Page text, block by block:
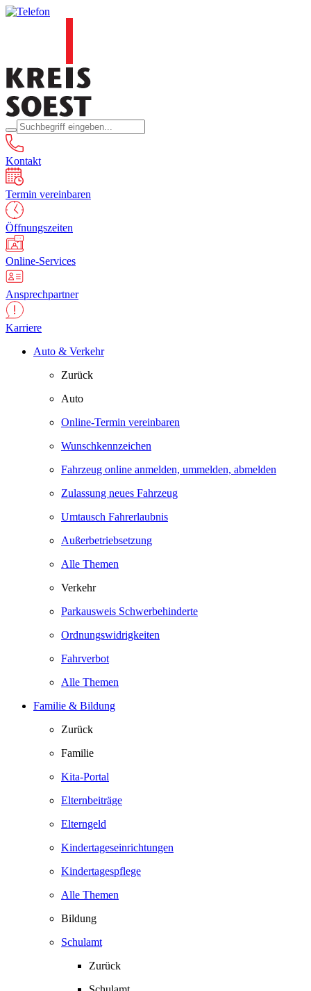
Kontakt
Termin vereinbaren
Öffnungszeiten
Online-Services
Ansprechpartner
Karriere
Auto & Verkehr
Zurück
Auto
Online-Termin vereinbaren
Wunschkennzeichen
Fahrzeug online anmelden, ummelden, abmelden
Zulassung neues Fahrzeug
Umtausch Fahrerlaubnis
Außerbetriebsetzung
Alle Themen
Verkehr
Parkausweis Schwerbehinderte
Ordnungswidrigkeiten
Fahrverbot
Alle Themen
Familie & Bildung
Zurück
Familie
Kita-Portal
Elternbeiträge
Elterngeld
Kindertageseinrichtungen
Kindertagespflege
Alle Themen
Bildung
Schulamt
Zurück